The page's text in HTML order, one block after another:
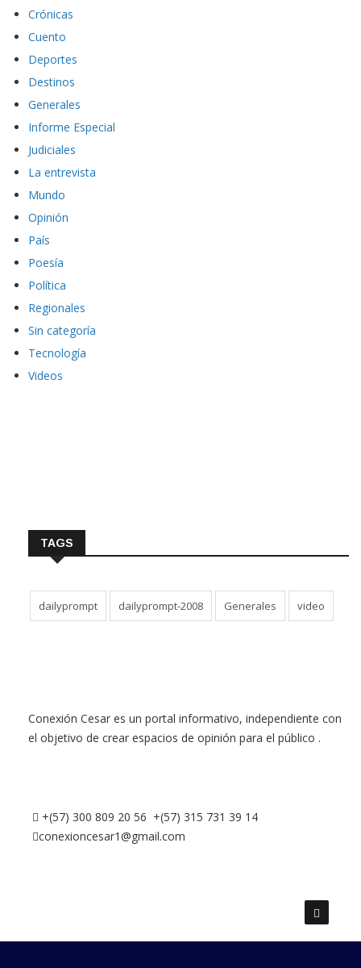
Crónicas
Cuento
Deportes
Destinos
Generales
Informe Especial
Judiciales
La entrevista
Mundo
Opinión
País
Poesía
Política
Regionales
Sin categoría
Tecnología
Videos
TAGS
dailyprompt dailyprompt-2008 Generales video
Conexión Cesar es un portal informativo, independiente con
el objetivo de crear espacios de opinión para el público .
+(57) 300 809 20 56 +(57) 315 731 39 14
conexioncesar1@gmail.com